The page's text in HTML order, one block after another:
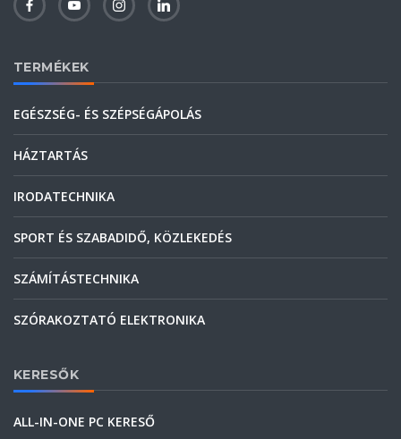
TERMÉKEK
EGÉSZSÉG- ÉS SZÉPSÉGÁPOLÁS
HÁZTARTÁS
IRODATECHNIKA
SPORT ÉS SZABADIDŐ, KÖZLEKEDÉS
SZÁMÍTÁSTECHNIKA
SZÓRAKOZTATÓ ELEKTRONIKA
KERESŐK
ALL-IN-ONE PC KERESŐ